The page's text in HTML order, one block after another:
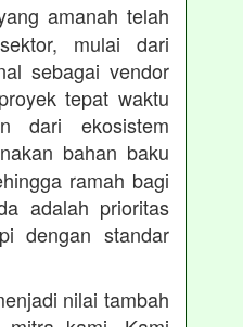
amanah telah
mulai dari
sebagai vendor
tepat waktu
dari ekosistem
bahan baku
ramah bagi
adalah prioritas
dengan standar
nilai tambah